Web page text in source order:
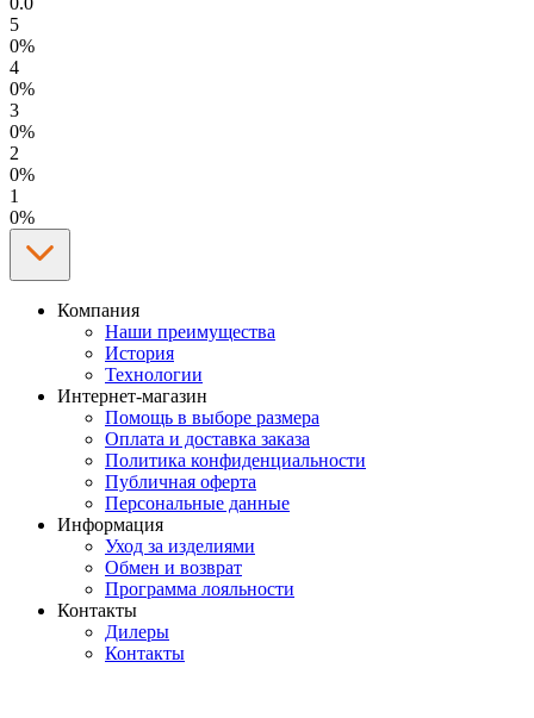
5
0%
4
0%
3
0%
2
0%
1
0%
Компания
Наши преимущества
История
Технологии
Интернет-магазин
Помощь в выборе размера
Оплата и доставка заказа
Политика конфиденциальности
Публичная оферта
Персональные данные
Информация
Уход за изделиями
Обмен и возврат
Программа лояльности
Контакты
Дилеры
Контакты